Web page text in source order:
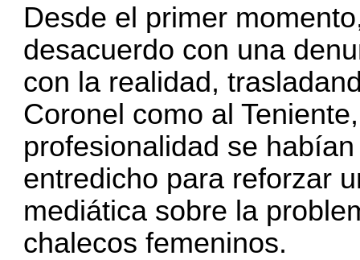
Desde el primer
desacuerdo con una
con la realidad,
Coronel como al
profesionalidad se
entredicho para reforzar
mediática sobre la
chalecos femeninos.